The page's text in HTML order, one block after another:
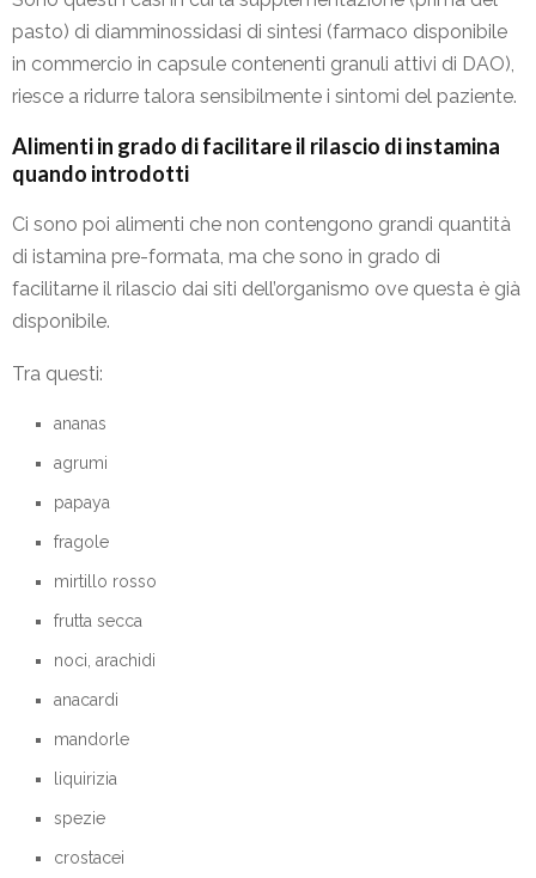
pasto) di diamminossidasi di sintesi (farmaco disponibile
in commercio in capsule contenenti granuli attivi di DAO),
riesce a ridurre talora sensibilmente i sintomi del paziente.
Alimenti in grado di facilitare il rilascio di instamina
quando introdotti
Ci sono poi alimenti che non contengono grandi quantità
di istamina pre-formata, ma che sono in grado di
facilitarne il rilascio dai siti dell’organismo ove questa è già
disponibile.
Tra questi:
ananas
agrumi
papaya
fragole
mirtillo rosso
frutta secca
noci, arachidi
anacardi
mandorle
liquirizia
spezie
crostacei